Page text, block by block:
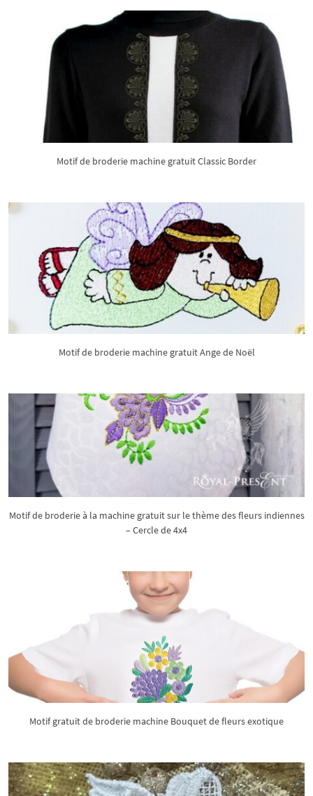
Motif de broderie machine gratuit Classic Border
Motif de broderie machine gratuit Ange de Noël
Motif de broderie à la machine gratuit sur le thème des fleurs indiennes
– Cercle de 4x4
Motif gratuit de broderie machine Bouquet de fleurs exotique